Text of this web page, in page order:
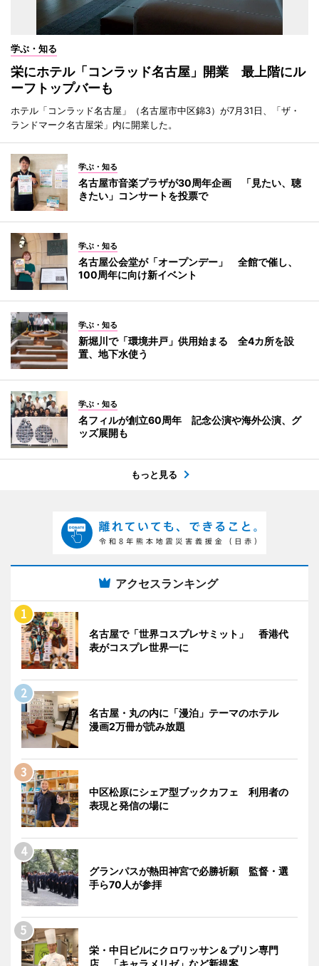
学ぶ・知る
栄にホテル「コンラッド名古屋」開業 最上階にル
ーフトップバーも
ホテル「コンラッド名古屋」（名古屋市中区錦3）が7月31日、「ザ・
ランドマーク名古屋栄」内に開業した。
学ぶ・知る
名古屋市音楽プラザが30周年企画 「見たい、聴
きたい」コンサートを投票で
学ぶ・知る
名古屋公会堂が「オープンデー」 全館で催し、
100周年に向け新イベント
学ぶ・知る
新堀川で「環境井戸」供用始まる 全4カ所を設
置、地下水使う
学ぶ・知る
名フィルが創立60周年 記念公演や海外公演、グ
ッズ展開も
もっと見る
アクセスランキング
名古屋で「世界コスプレサミット」 香港代
表がコスプレ世界一に
名古屋・丸の内に「漫泊」テーマのホテル
漫画2万冊が読み放題
中区松原にシェア型ブックカフェ 利用者の
表現と発信の場に
グランパスが熱田神宮で必勝祈願 監督・選
手ら70人が参拝
栄・中日ビルにクロワッサン＆プリン専門